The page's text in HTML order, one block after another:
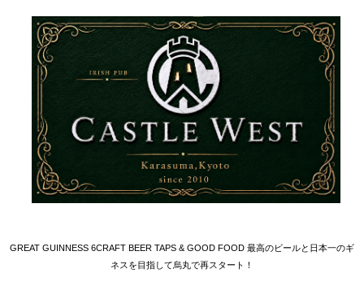
GREAT GUINNESS 6CRAFT BEER TAPS & GOOD FOOD 最高のビールと日本一のギ
ネスを目指して烏丸で再スタート！